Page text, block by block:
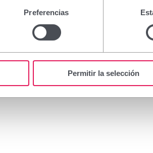
Preferencias
Permitir la selección
para evitar la indexación de la